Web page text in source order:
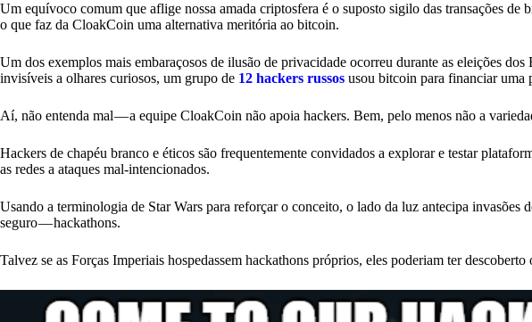
Um equívoco comum que aflige nossa amada criptosfera é o suposto sigilo das transações de
o que faz da CloakCoin uma alternativa meritória ao bitcoin.
Um dos exemplos mais embaraçosos de ilusão de privacidade ocorreu durante as eleições
invisíveis a olhares curiosos, um grupo de 12 hackers russos usou bitcoin para financiar uma
Aí, não entenda mal — a equipe CloakCoin não apoia hackers. Bem, pelo menos não a
Hackers de chapéu branco e éticos são frequentemente convidados a explorar e testar
as redes a ataques mal-intencionados.
Usando a terminologia de Star Wars para reforçar o conceito, o lado da luz antecipa
seguro — hackathons.
Talvez se as Forças Imperiais hospedassem hackathons próprios, eles poderiam ter